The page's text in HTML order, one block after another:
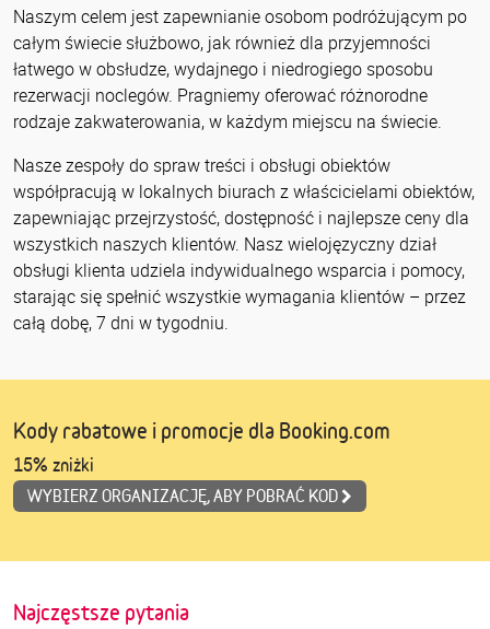
Naszym celem jest zapewnianie osobom podróżującym po
całym świecie służbowo, jak również dla przyjemności
łatwego w obsłudze, wydajnego i niedrogiego sposobu
rezerwacji noclegów. Pragniemy oferować różnorodne
rodzaje zakwaterowania, w każdym miejscu na świecie.
Nasze zespoły do spraw treści i obsługi obiektów
współpracują w lokalnych biurach z właścicielami obiektów,
zapewniając przejrzystość, dostępność i najlepsze ceny dla
wszystkich naszych klientów. Nasz wielojęzyczny dział
obsługi klienta udziela indywidualnego wsparcia i pomocy,
starając się spełnić wszystkie wymagania klientów – przez
całą dobę, 7 dni w tygodniu.
Kody rabatowe i promocje dla Booking.com
15% zniżki
WYBIERZ ORGANIZACJĘ, ABY POBRAĆ KOD
Najczęstsze pytania